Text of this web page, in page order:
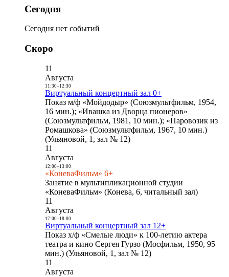
Сегодня
Сегодня нет событий
Скоро
11
Августа
11:30- 12:30
Виртуальный концертный зал 0+
Показ м/ф «Мойдодыр» (Союзмультфильм, 1954,
16 мин.); «Ивашка из Дворца пионеров»
(Союзмультфильм, 1981, 10 мин.); «Паровозик из
Ромашкова» (Союзмультфильм, 1967, 10 мин.)
(Ульяновой, 1, зал № 12)
11
Августа
12:00- 13:00
«КоневаФильм» 6+
Занятие в мультипликационной студии
«КоневаФильм» (Конева, 6, читальный зал)
11
Августа
17:00- 18:00
Виртуальный концертный зал 12+
Показ х/ф «Смелые люди» к 100-летию актера
театра и кино Сергея Гурзо (Мосфильм, 1950, 95
мин.) (Ульяновой, 1, зал № 12)
11
Августа